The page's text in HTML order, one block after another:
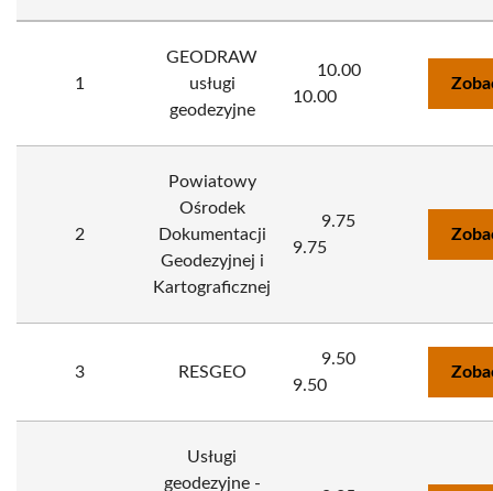
1
GEODRAW
usługi
geodezyjne
10.00
10.00
2
Powiatowy
Ośrodek
Dokumentacji
Geodezyjnej i
Kartograficznej
9.75
9.75
3 RESGEO
9.50
9.50
Usługi
geodezyjne -